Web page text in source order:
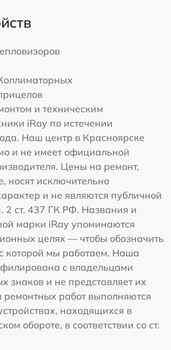
и техническим
iRay по истечении
Наш центр в Красноярске
и не имеет официальной
Цены на ремонт,
носят исключительно
и не являются публичной
2 ст. 437 ГК РФ. Названия и
марки iRay упоминаются
целях — чтобы обозначить
которой мы работаем. Наша
с владельцами
знаков и не представляет их
ремонтных работ выполняются
находящихся в
обороте, в соответствии со ст.